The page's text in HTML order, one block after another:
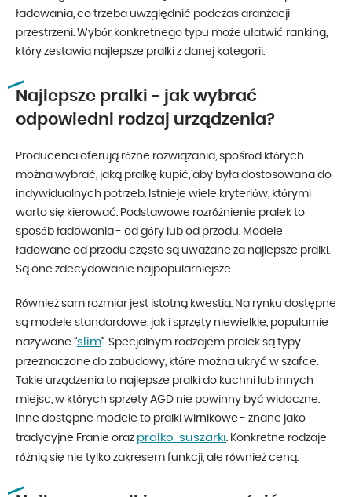
ładowania, co trzeba uwzględnić podczas aranżacji
przestrzeni. Wybór konkretnego typu może ułatwić ranking,
który zestawia najlepsze pralki z danej kategorii.
Najlepsze pralki - jak wybrać
odpowiedni rodzaj urządzenia?
Producenci oferują różne rozwiązania, spośród których
można wybrać, jaką pralkę kupić, aby była dostosowana do
indywidualnych potrzeb. Istnieje wiele kryteriów, którymi
warto się kierować. Podstawowe rozróżnienie pralek to
sposób ładowania - od góry lub od przodu. Modele
ładowane od przodu często są uważane za najlepsze pralki.
Są one zdecydowanie najpopularniejsze.
Również sam rozmiar jest istotną kwestią. Na rynku dostępne
są modele standardowe, jak i sprzęty niewielkie, popularnie
nazywane “slim”. Specjalnym rodzajem pralek są typy
przeznaczone do zabudowy, które można ukryć w szafce.
Takie urządzenia to najlepsze pralki do kuchni lub innych
miejsc, w których sprzęty AGD nie powinny być widoczne.
Inne dostępne modele to pralki wirnikowe - znane jako
tradycyjne Franie oraz pralko-suszarki. Konkretne rodzaje
różnią się nie tylko zakresem funkcji, ale również ceną.